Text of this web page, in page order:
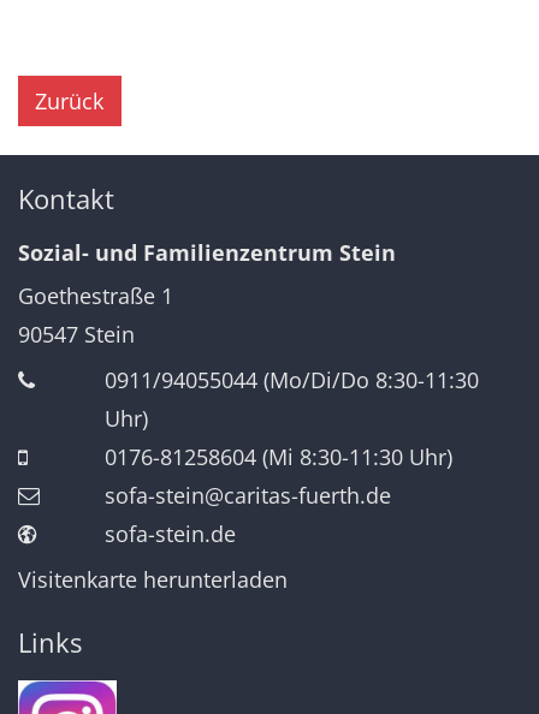
Zurück
Kontakt
Sozial- und Familienzentrum Stein
Goethestraße 1
90547 Stein
0911/94055044 (Mo/Di/Do 8:30-11:30
Uhr)
0176-81258604 (Mi 8:30-11:30 Uhr)
sofa-stein@caritas-fuerth.de
sofa-stein.de
Visitenkarte herunterladen
Links